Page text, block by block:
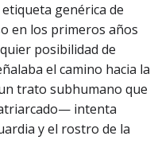
genérica de
en los primeros años
posibilidad de
el camino hacia la
trato subhumano que
intenta
y el rostro de la